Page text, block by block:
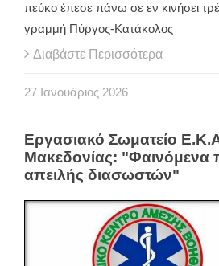
πεύκο έπεσε πάνω σε εν κινήσει
γραμμή Πύργος-Κατάκολος
Διαβάστε Περισσότερα
27 Ιανουάριος 2026
Εργασιακό Σωματείο
Μακεδονίας: "Φαινόμενα
απειλής διασωστών"